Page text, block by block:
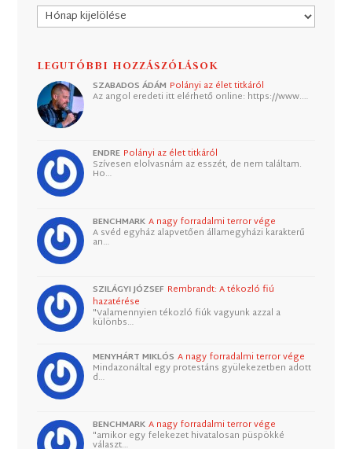
Archívum
LEGUTÓBBI HOZZÁSZÓLÁSOK
SZABADOS ÁDÁM Polányi az élet titkáról
Az angol eredeti itt elérhető online: https://www.…
ENDRE Polányi az élet titkáról
Szívesen elolvasnám az esszét, de nem találtam.
Ho…
BENCHMARK A nagy forradalmi terror vége
A svéd egyház alapvetően államegyházi karakterű
an…
SZILÁGYI JÓZSEF Rembrandt: A tékozló fiú
hazatérése
"Valamennyien tékozló fiúk vagyunk azzal a
különbs…
MENYHÁRT MIKLÓS A nagy forradalmi terror vége
Mindazonáltal egy protestáns gyülekezetben adott
d…
BENCHMARK A nagy forradalmi terror vége
"amikor egy felekezet hivatalosan püspökké
választ…